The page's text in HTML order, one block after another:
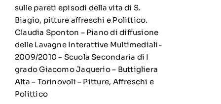
sulle pareti episodi della vita di S.
Biagio, pitture affreschi e Polittico.
Claudia Sponton – Piano di diffusione
delle Lavagne Interattive Multimediali-
2009/2010 – Scuola Secondaria di I
grado Giacomo Jaquerio – Buttigliera
Alta – Torinovoli – Pitture, Affreschi e
Polittico